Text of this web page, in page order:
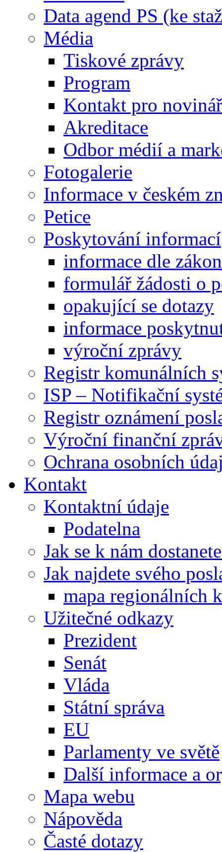
Data agend PS (ke
Média
Tiskové zprávy
Program
Kontakt pro
Akreditace
Odbor médií a
Fotogalerie
Informace v českém
Petice
Poskytování informací
informace dle
formulář žádosti o
opakující se dotazy
informace
výroční zprávy
Registr komunálních
ISP – Notifikační
Registr oznámení
Výroční finanční
Ochrana osobních
Kontakt
Kontaktní údaje
Podatelna
Jak se k nám
Jak najdete svého
mapa regionálních
Užitečné odkazy
Prezident
Senát
Vláda
Státní správa
EU
Parlamenty ve světě
Další informace a
Mapa webu
Nápověda
Časté dotazy